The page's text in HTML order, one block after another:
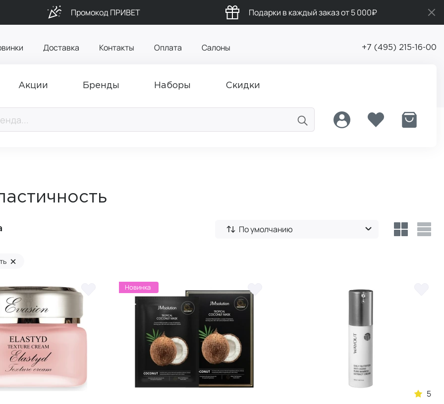
Промокод ПРИВЕТ Подарки в каждый заказ от 5 000₽
Доставка Контакты Оплата Салоны +7 (495) 215-16-00
Акции Бренды Наборы Скидки
По умолчанию
×
Новинка
5